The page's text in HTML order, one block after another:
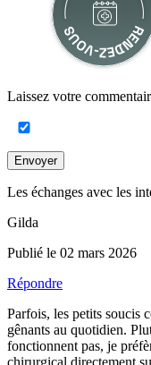
Laissez votre
Envoyer
Les échanges avec les
Gilda
Publié le 02 mars 2026
Répondre
Parfois, les petits soucis
gênants au quotidien.
fonctionnent pas, je
chirurgical directement